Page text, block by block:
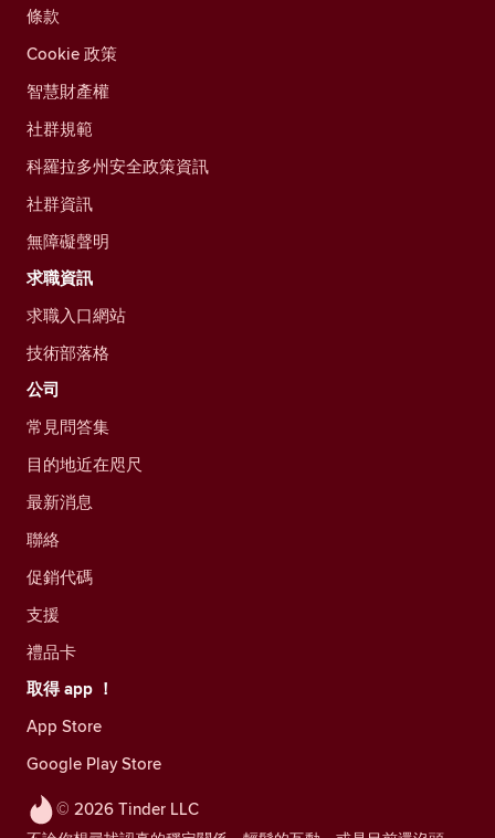
© 2026 Tinder LLC
條款
Cookie 政策
智慧財產權
社群規範
科羅拉多州安全政策資訊
社群資訊
無障礙聲明
求職資訊
求職入口網站
技術部落格
公司
常見問答集
目的地近在咫尺
最新消息
聯絡
促銷代碼
支援
禮品卡
取得 app ！
App Store
Google Play Store